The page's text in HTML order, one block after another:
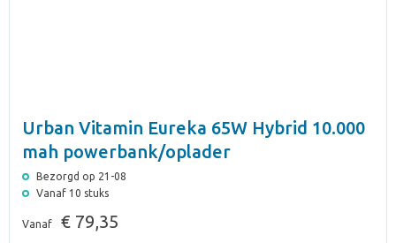
Urban Vitamin Eureka 65W Hybrid 10.000
mah powerbank/oplader
Bezorgd op 21-08
Vanaf 10 stuks
Vanaf € 79,35